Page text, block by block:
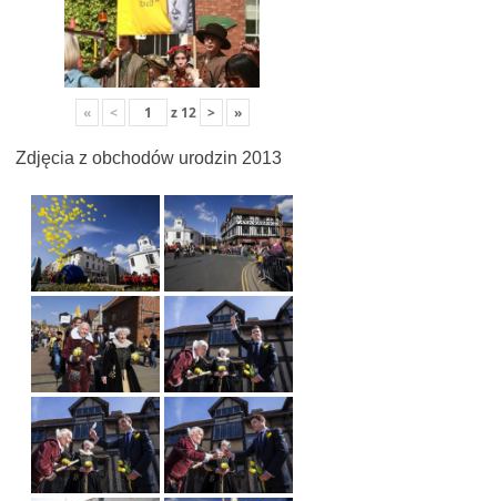
« < z 12 > »
Zdjęcia z obchodów urodzin 2013